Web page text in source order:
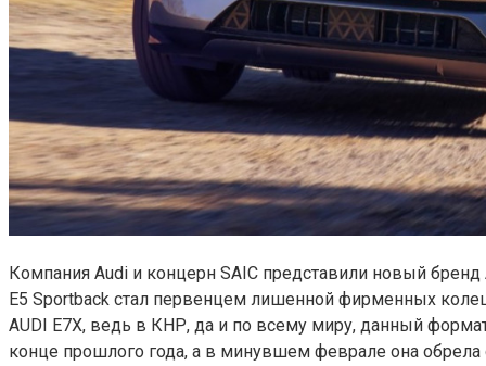
Компания Audi и концерн SAIC представили новый
E5 Sportback стал первенцем лишенной фирменных
AUDI E7X, ведь в КНР, да и по всему миру, данный
конце прошлого года, а в минувшем феврале она